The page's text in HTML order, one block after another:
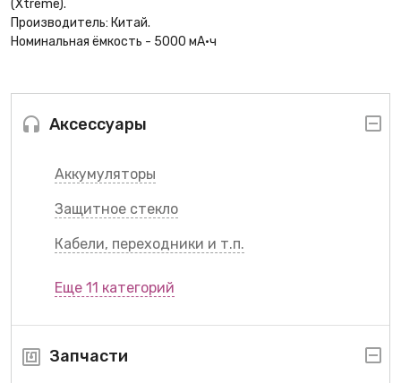
Аксессуары
Аккумуляторы
Защитное стекло
Кабели, переходники и т.п.
Еще 11 категорий
Запчасти
(Xtreme).
Производитель: Китай.
Номинальная ёмкость - 5000 мА·ч